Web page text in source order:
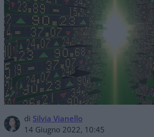
di Silvia Vianello
14 Giugno 2022, 10:45